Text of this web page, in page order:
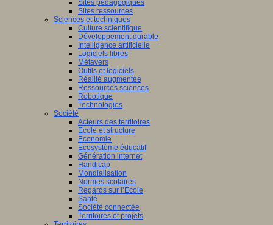
Sites pédagogiques
Sites ressources
Sciences et techniques
Culture scientifique
Développement durable
Intelligence artificielle
Logiciels libres
Métavers
Outils et logiciels
Réalité augmentée
Ressources sciences
Robotique
Technologies
Société
Acteurs des territoires
Ecole et structure
Economie
Ecosystème éducatif
Génération internet
Handicap
Mondialisation
Normes scolaires
Regards sur l’Ecole
Santé
Société connectée
Territoires et projets